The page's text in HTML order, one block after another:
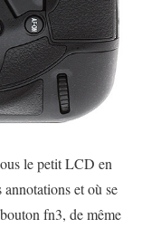
le petit LCD en
et où se
fn3, de même